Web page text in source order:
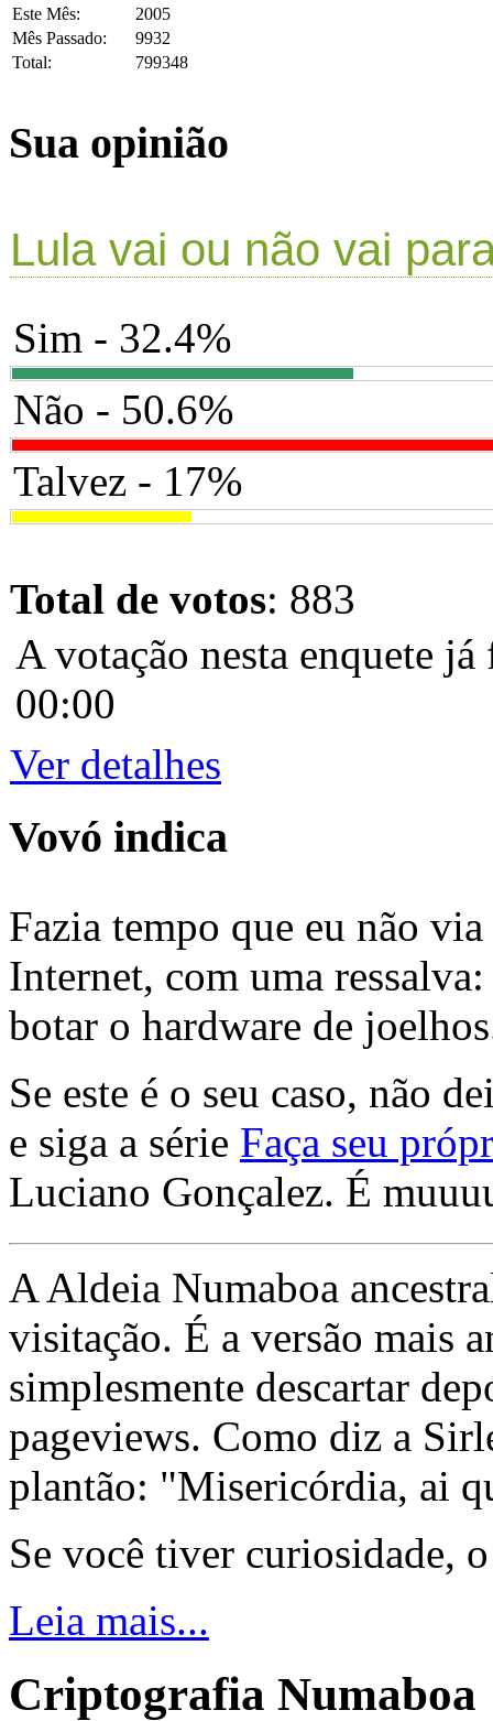
Este Mês:
2005
Mês Passado:
9932
Total:
799348
Sua opinião
Lula vai ou não vai
Sim - 32.4%
Não - 50.6%
Talvez - 17%
Total de votos: 883
A votação nesta enquete
00:00
Ver detalhes
Vovó indica
Fazia tempo que eu não
Internet, com uma
botar o hardware de
Se este é o seu caso, não
e siga a série Faça seu
Luciano Gonçalez. É
A Aldeia Numaboa
visitação. É a versão mais
simplesmente descartar
pageviews. Como diz a
plantão: "Misericórdia, ai
Se você tiver curiosidade,
Leia mais...
Criptografia Numaboa